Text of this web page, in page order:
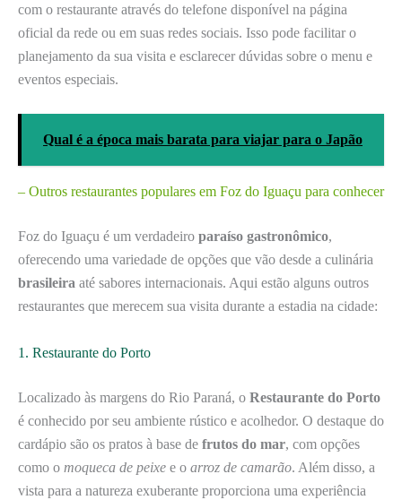
com o restaurante através do telefone disponível na página
oficial da rede ou em suas redes sociais. Isso pode facilitar o
planejamento da sua visita e esclarecer dúvidas sobre o menu e
eventos especiais.
Qual é a época mais barata para viajar para o Japão
– Outros restaurantes populares em Foz do Iguaçu para conhecer
Foz do Iguaçu é um verdadeiro paraíso gastronômico,
oferecendo uma variedade de opções que vão desde a culinária
brasileira até sabores internacionais. Aqui estão alguns outros
restaurantes que merecem sua visita durante a estadia na cidade:
1. Restaurante do Porto
Localizado às margens do Rio Paraná, o Restaurante do Porto
é conhecido por seu ambiente rústico e acolhedor. O destaque do
cardápio são os pratos à base de frutos do mar, com opções
como o moqueca de peixe e o arroz de camarão. Além disso, a
vista para a natureza exuberante proporciona uma experiência